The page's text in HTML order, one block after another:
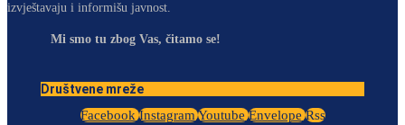
izvještavaju i informišu javnost.
Mi smo tu zbog Vas, čitamo se!
Društvene mreže
Facebook Instagram Youtube Envelope Rss